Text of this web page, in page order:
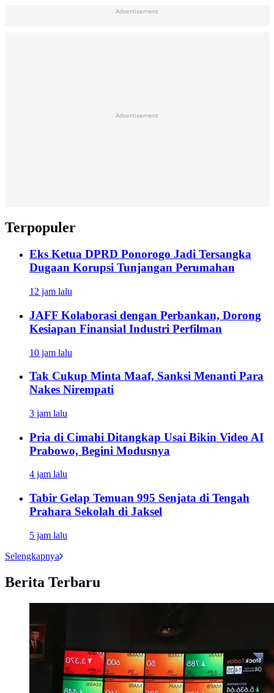
Advertisement
Advertisement
Terpopuler
Eks Ketua DPRD Ponorogo Jadi Tersangka
Dugaan Korupsi Tunjangan Perumahan
12 jam lalu
JAFF Kolaborasi dengan Perbankan, Dorong
Kesiapan Finansial Industri Perfilman
10 jam lalu
Tak Cukup Minta Maaf, Sanksi Menanti Para
Nakes Nirempati
3 jam lalu
Pria di Cimahi Ditangkap Usai Bikin Video AI
Prabowo, Begini Modusnya
4 jam lalu
Tabir Gelap Temuan 995 Senjata di Tengah
Prahara Sekolah di Jaksel
5 jam lalu
Selengkapnya
Berita Terbaru